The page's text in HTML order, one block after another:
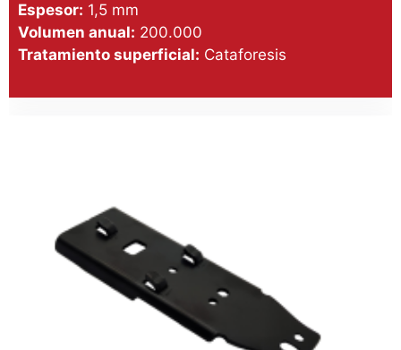
Espesor: 1,5 mm
Volumen anual: 200.000
Tratamiento superficial: Cataforesis